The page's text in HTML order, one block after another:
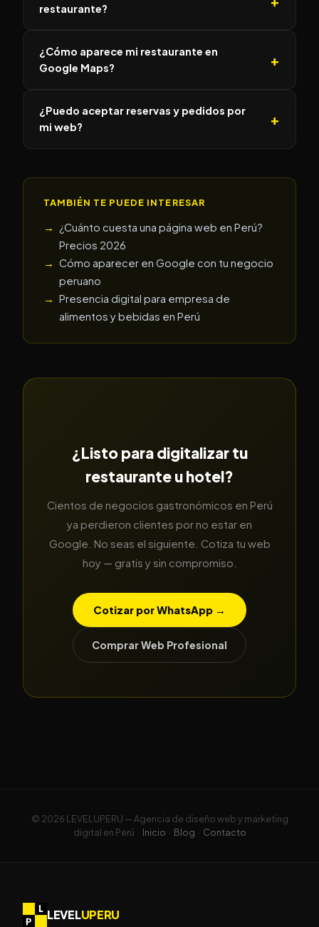
restaurante?
¿Cómo aparece mi restaurante en
Google Maps?
¿Puedo aceptar reservas y pedidos por
mi web?
TAMBIÉN TE PUEDE INTERESAR
¿Cuánto cuesta una página web en Perú?
Precios 2026
Cómo aparecer en Google con tu negocio
peruano
Presencia digital para empresa de
alimentos y bebidas en Perú
¿Listo para digitalizar tu
restaurante u hotel?
Cientos de negocios gastronómicos en Perú
ya perdieron clientes por no estar en
Google. No seas el siguiente. Cotiza tu web
hoy — gratis y sin compromiso.
Cotizar por WhatsApp →
Comprar Web Profesional
© 2026 LEVELUPERU — Agencia de diseño web y marketing
digital en Perú · Inicio · Blog · Contacto
LEVELUPERU